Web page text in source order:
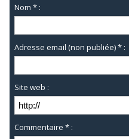
Nom * :
Adresse email (non publiée) * :
Site web :
Commentaire * :